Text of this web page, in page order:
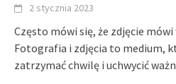
2 stycznia 2023
Często mówi się, że zdjęcie mówi
Fotografia i zdjęcia to medium,
zatrzymać chwilę i uchwycić